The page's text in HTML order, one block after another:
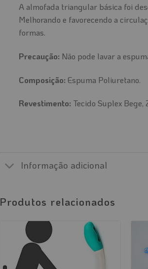
A almofada triangular básica foi
Melhorando e favorecendo a
formas.
Precaução: Não pode lavar a
Composição: Espuma Poliuretano.
Revestimento: Tecido Suplex
Informação adicional
Produtos relacionados